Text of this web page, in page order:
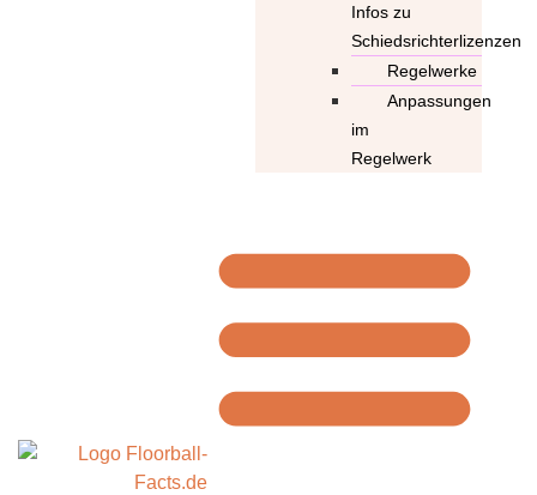
Infos zu
Schiedsrichterlizenzen
Regelwerke
Anpassungen
im
Regelwerk